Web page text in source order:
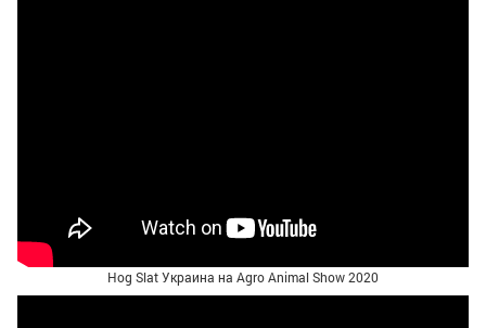
Hog Slat Украина на Agro Animal Show 2020